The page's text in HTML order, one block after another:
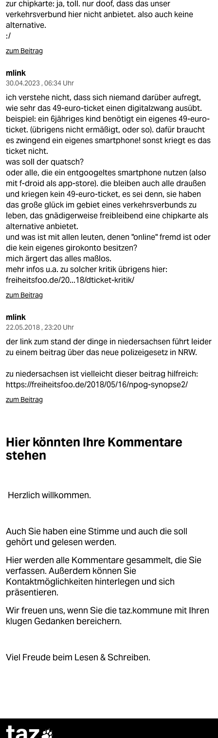
zur chipkarte: ja, toll. nur doof, dass das unser
verkehrsverbund hier nicht anbietet. also auch keine
alternative.
:/
zum Beitrag
mlink
30.04.2023 , 06:34 Uhr
ich verstehe nicht, dass sich niemand darüber aufregt,
wie sehr das 49-euro-ticket einen digitalzwang ausübt.
beispiel: ein 6jähriges kind benötigt ein eigenes 49-euro-
ticket. (übrigens nicht ermäßigt, oder so). dafür braucht
es zwingend ein eigenes smartphone! sonst kriegt es das
ticket nicht.
was soll der quatsch?
oder alle, die ein entgoogeltes smartphone nutzen (also
mit f-droid als app-store). die bleiben auch alle draußen
und kriegen kein 49-euro-ticket, es sei denn, sie haben
das große glück im gebiet eines verkehrsverbunds zu
leben, das gnädigerweise freibleibend eine chipkarte als
alternative anbietet.
und was ist mit allen leuten, denen "online" fremd ist oder
die kein eigenes girokonto besitzen?
mich ärgert das alles maßlos.
mehr infos u.a. zu solcher kritik übrigens hier:
freiheitsfoo.de/20...18/dticket-kritik/
zum Beitrag
mlink
22.05.2018 , 23:20 Uhr
der link zum stand der dinge in niedersachsen führt leider
zu einem beitrag über das neue polizeigesetz in NRW.
zu niedersachsen ist vielleicht dieser beitrag hilfreich:
https://freiheitsfoo.de/2018/05/16/npog-synopse2/
zum Beitrag
Hier könnten Ihre Kommentare
stehen
Herzlich willkommen.
Auch Sie haben eine Stimme und auch die soll
gehört und gelesen werden.
Hier werden alle Kommentare gesammelt, die Sie
verfassen. Außerdem können Sie
Kontaktmöglichkeiten hinterlegen und sich
präsentieren.
Wir freuen uns, wenn Sie die taz.kommune mit Ihren
klugen Gedanken bereichern.
Viel Freude beim Lesen & Schreiben.